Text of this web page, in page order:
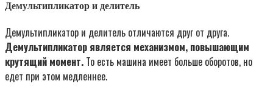
Демультипликатор и делитель
Демультипликатор и делитель отличаются друг от друга.
Демультипликатор является механизмом, повышающим
крутящий момент. То есть машина имеет больше оборотов, но
едет при этом медленнее.